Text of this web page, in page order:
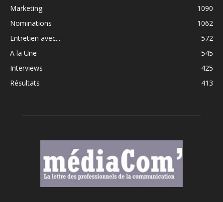
Marketing
1090
Nominations
1062
Entretien avec...
572
A la Une
545
Interviews
425
Résultats
413